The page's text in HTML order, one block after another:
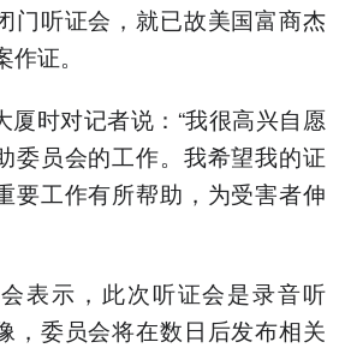
门听证会，就已故美国富商杰
证。
厦时对记者说：“我很高兴自愿
委员会的工作。我希望我的证
要工作有所帮助，为受害者伸
表示，此次听证会是录音听
，委员会将在数日后发布相关